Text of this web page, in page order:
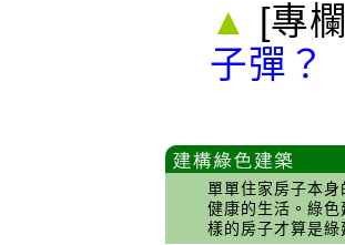
▲ [專
子彈？
單單住家房子本
健康的生活。綠
樣的房子才算是